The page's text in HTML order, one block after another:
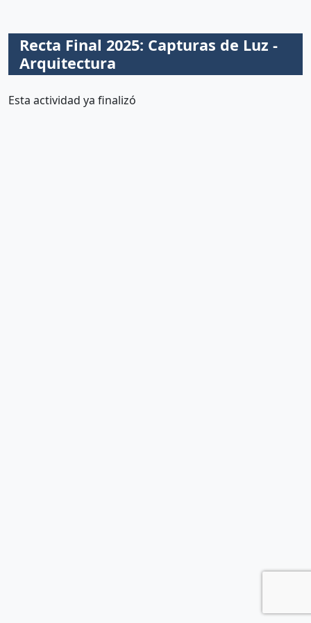
Recta Final 2025: Capturas de Luz -
Arquitectura
Esta actividad ya finalizó